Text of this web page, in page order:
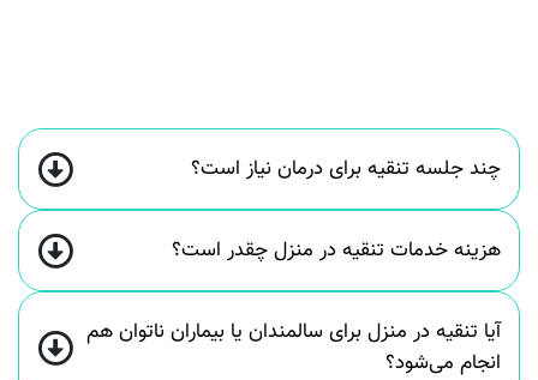
چند جلسه تنقیه برای درمان نیاز است؟
هزینه خدمات تنقیه در منزل چقدر است؟
آیا تنقیه در منزل برای سالمندان یا بیماران ناتوان هم
انجام می‌شود؟